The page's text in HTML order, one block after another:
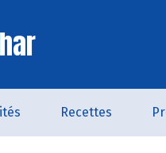
Recettes